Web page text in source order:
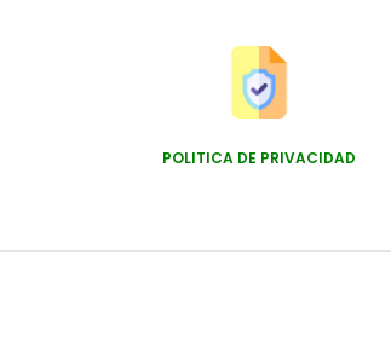
POLITICA DE PRIVACIDAD